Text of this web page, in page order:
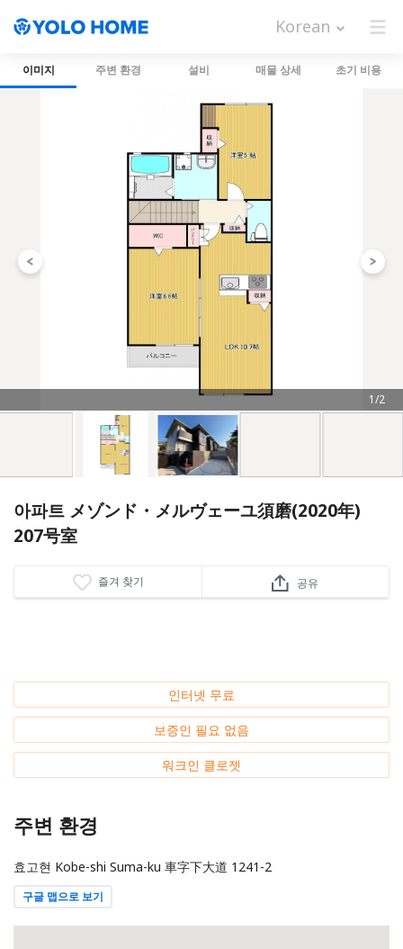
Korean
이미지 주변 환경 설비 매물 상세 초기 비용
1/2
아파트 メゾンド・メルヴェーユ須磨(2020年)
207号室
즐겨 찾기 공유
인터넷 무료
보증인 필요 없음
워크인 클로젯
주변 환경
효고현 Kobe-shi Suma-ku 車字下大道 1241-2
구글 맵으로 보기